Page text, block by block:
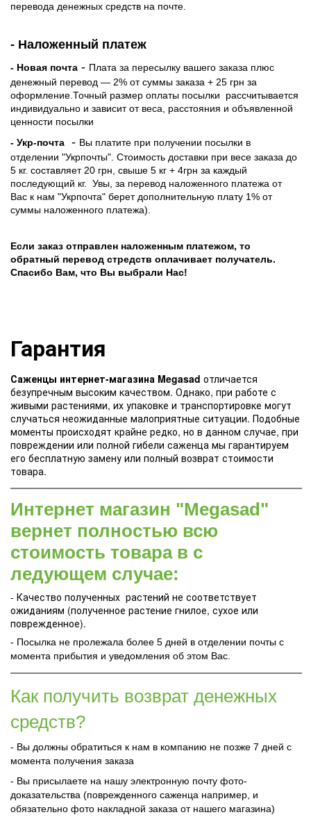
перевода денежных средств на почте.
- Наложенный платеж
- Новая почта - Плата за пересылку вашего заказа плюс
денежный перевод — 2% от суммы заказа + 25 грн за
оформление.Точный размер оплаты посылки рассчитывается
индивидуально и зависит от веса, расстояния и объявленной
ценности посылки
- Укр-почта
- Вы платите при получении посылки в
отделении "Укрпочты". Стоимость доставки при весе заказа до
5 кг. составляет 20 грн, свыше 5 кг + 4грн за каждый
последующий кг. Увы, за перевод наложенного платежа от
Вас к нам "Укрпочта" берет дополнительную плату 1% от
суммы наложенного платежа).
Если заказ отправлен наложенным платежом, то
обратный перевод стредств оплачивает получатель.
Спасибо Вам, что Вы выбрали Нас!
Гарантия
Саженцы интернет-магазина Megasad отличается
безупречным высоким качеством. Однако, при работе с
живыми растениями, их упаковке и транспортировке могут
случаться неожиданные малоприятные ситуации. Подобные
моменты происходят крайне редко, но в данном случае, при
повреждении или полной гибели саженца мы гарантируем
его бесплатную замену или полный возврат стоимости
товара.
Интернет магазин "Megasad"
вернет полностью всю
стоимость товара в с
ледующем случае:
- Качество полученных растений не соответствует
ожиданиям (полученное растение гнилое, сухое или
поврежденное).
- Посылка не пролежала более 5 дней в отделении почты с
момента прибытия и уведомления об этом Вас.
Как получить возврат денежных
средств?
- Вы должны обратиться к нам в компанию не позже 7 дней с
момента получения заказа
- Вы присылаете на нашу электронную почту фото-
доказательства (поврежденного саженца например, и
обязательно фото накладной заказа от нашего магазина)